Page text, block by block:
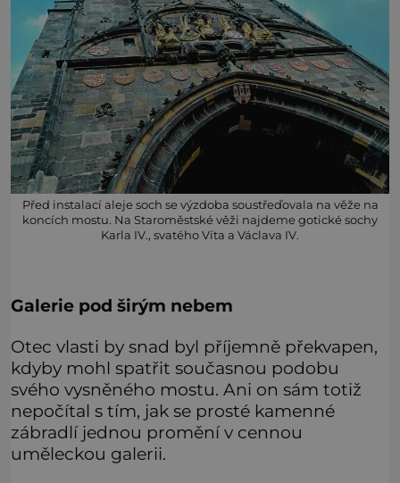
Před instalací aleje soch se výzdoba soustřeďovala na věže na
koncích mostu. Na Staroměstské věži najdeme gotické sochy
Karla IV., svatého Víta a Václava IV.
Galerie pod širým nebem
Otec vlasti by snad byl příjemně překvapen,
kdyby mohl spatřit současnou podobu
svého vysněného mostu. Ani on sám totiž
nepočítal s tím, jak se prosté kamenné
zábradlí jednou promění v cennou
uměleckou galerii.